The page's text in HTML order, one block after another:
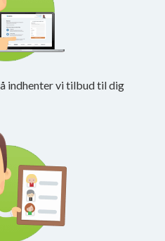
indhenter vi tilbud til dig